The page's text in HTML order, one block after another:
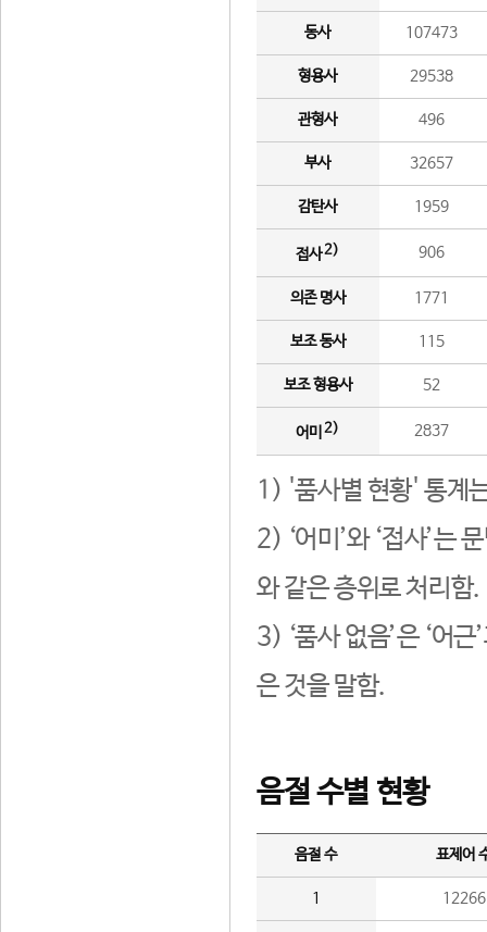
동사 107473
형용사 29538
관형사 496
부사 32657
감탄사 1959
접사2) 906
의존 명사 1771
보조 동사 115
보조 형용사 52
어미 2) 2837
1) '품사별 현황' 통계
2) ‘어미’와 ‘접사’는
와 같은 층위로 처리함.
3) ‘품사 없음’은 ‘어
은 것을 말함.
음절 수별 현황
음절 수 표제어
1 12266